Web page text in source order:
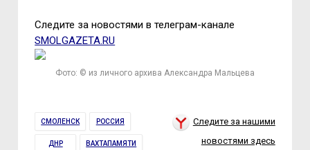
Следите за новостями в телеграм-канале
SMOLGAZETA.RU
Фото: © из личного архива Александра Мальцева
СМОЛЕНСК РОССИЯ
ДНР ВАХТАПАМЯТИ
Следите за нашими
новостями здесь